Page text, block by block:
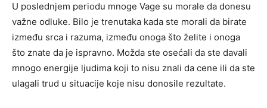
U poslednjem periodu mnoge Vage su morale da donesu
važne odluke. Bilo je trenutaka kada ste morali da birate
između srca i razuma, između onoga što želite i onoga
što znate da je ispravno. Možda ste osećali da ste davali
mnogo energije ljudima koji to nisu znali da cene ili da ste
ulagali trud u situacije koje nisu donosile rezultate.